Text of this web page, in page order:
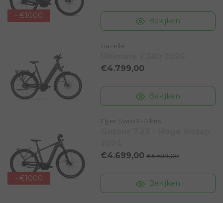
- €1000
Bekijken
Gazelle
€4.799,00
Bekijken
- €1000
Flyer Swiss E-Bikes
€4.699,00 €5.699,00
Bekijken